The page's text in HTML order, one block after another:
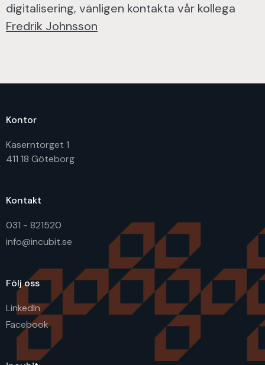
digitalisering, vänligen kontakta vår kollega
Fredrik Johnsson
Kontor
Kaserntorget 1
411 18 Göteborg
Kontakt
031 - 821520
info@incubit.se
Följ oss
LinkedIn
Facebook